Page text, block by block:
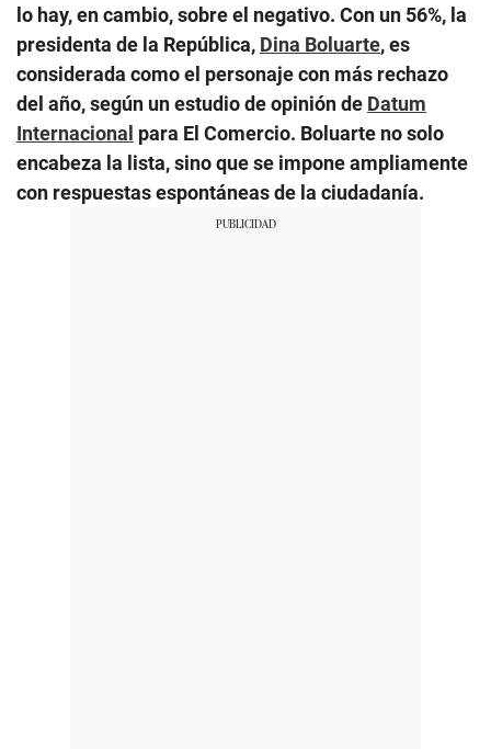
lo hay, en cambio, sobre el negativo. Con un 56%, la
presidenta de la República, Dina Boluarte, es
considerada como el personaje con más rechazo
del año, según un estudio de opinión de Datum
Internacional para El Comercio. Boluarte no solo
encabeza la lista, sino que se impone ampliamente
con respuestas espontáneas de la ciudadanía.